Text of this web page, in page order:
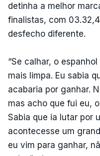
detinha a melhor
finalistas, com
desfecho diferente.
“Se calhar, o
mais limpa. Eu sabia
acabaria por ganhar.
mas acho que fui eu,
Sabia que ia lutar por
acontecesse um
eu vim para ganhar,